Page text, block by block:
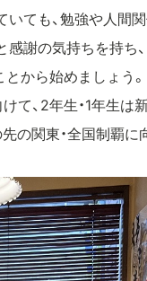
ても、勉強や人間
謝の気持ちを持ち
から始めましょう。
て、2年生・1年生は
の関東・全国制覇